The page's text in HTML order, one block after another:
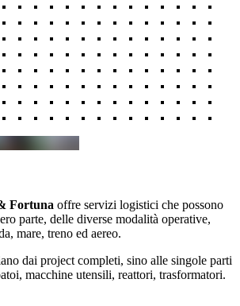
Fortuna offre servizi logistici che possono
parte, delle diverse modalità operative,
mare, treno ed aereo.
dai project completi, sino alle singole parti
macchine utensili, reattori, trasformatori.